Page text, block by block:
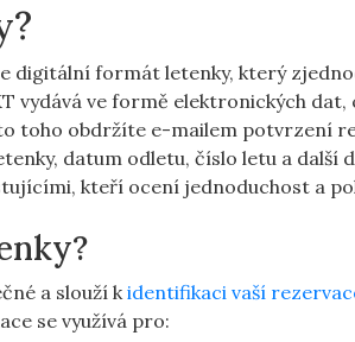
⁤digitální formát letenky, který
vydává ve formě elektronických dat,​
toho obdržíte⁣ e-mailem potvrzení
datum odletu, číslo ⁤letu a
kteří ocení jednoduchost a
a slouží kidentifikaci vaší
se využívá ⁣pro: